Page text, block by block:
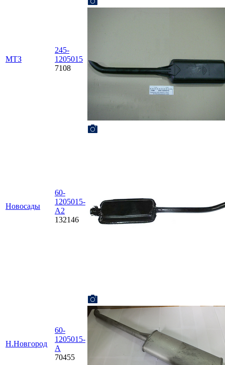
МТЗ
245-
1205015
7108
Новосады
60-
1205015-
А2
132146
Н.Новгород
60-
1205015-
А
70455